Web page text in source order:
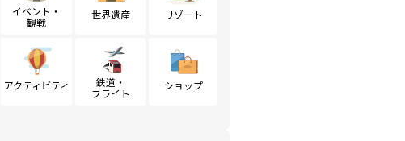
イベント・
観戦
世界遺産 リゾート
アクティビティ
鉄道・
フライト
ショップ